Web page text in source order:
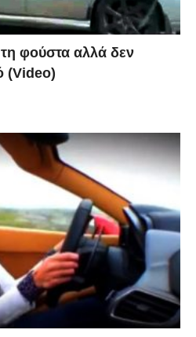
φούστα αλλά δεν
(Video)